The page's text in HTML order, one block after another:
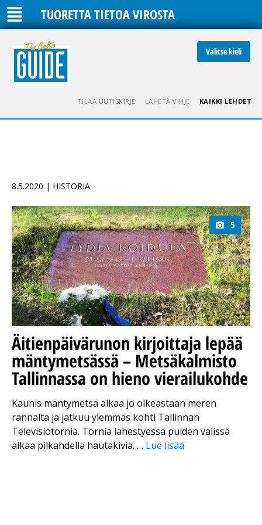
TUORETTA TIETOA VIROSTA
Valitse kieli
TILAA UUTISKIRJE LÄHETÄ VIHJE KAIKKI LEHDET
8.5.2020 | HISTORIA
5
Äitienpäivärunon kirjoittaja lepää
mäntymetsässä – Metsäkalmisto
Tallinnassa on hieno vierailukohde
Kaunis mäntymetsä alkaa jo oikeastaan meren
rannalta ja jatkuu ylemmäs kohti Tallinnan
Televisiotornia. Tornia lähestyessä puiden välissä
alkaa pilkahdella hautakiviä. … Lue lisää